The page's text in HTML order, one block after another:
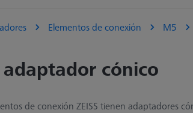
Elementos de conexión M5
cónico
de conexión ZEISS tienen adaptadores